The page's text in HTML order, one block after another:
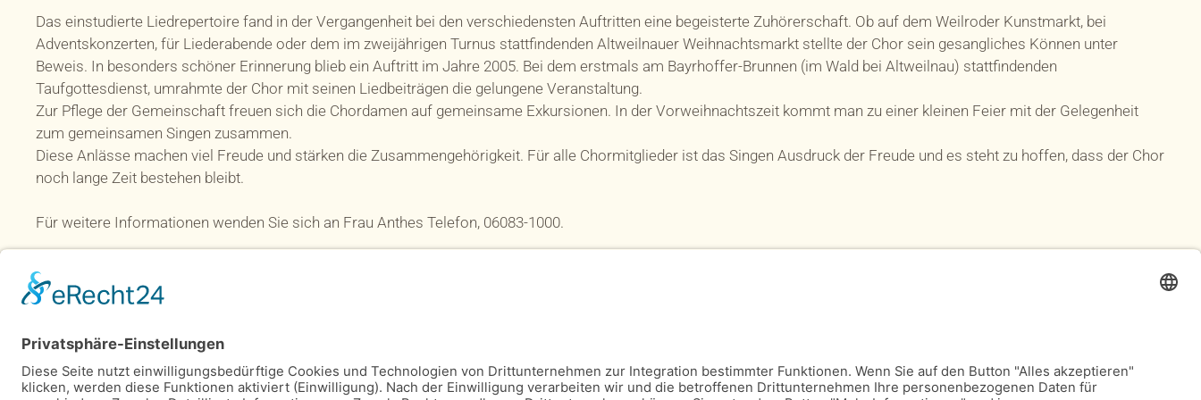
Das einstudierte Liedrepertoire fand in der Vergangenheit bei den verschiedensten Auftritten eine begeisterte Zuhörerschaft. Ob auf dem Weilroder Kunstmarkt, bei
Adventskonzerten, für Liederabende oder dem im zweijährigen Turnus stattfindenden Altweilnauer Weihnachtsmarkt stellte der Chor sein gesangliches Können unter
Beweis. In besonders schöner Erinnerung blieb ein Auftritt im Jahre 2005. Bei dem erstmals am Bayrhoffer-Brunnen (im Wald bei Altweilnau) stattfindenden
Taufgottesdienst, umrahmte der Chor mit seinen Liedbeiträgen die gelungene Veranstaltung.
Zur Pflege der Gemeinschaft freuen sich die Chordamen auf gemeinsame Exkursionen. In der Vorweihnachtszeit kommt man zu einer kleinen Feier mit der Gelegenheit
zum gemeinsamen Singen zusammen.
Diese Anlässe machen viel Freude und stärken die Zusammengehörigkeit. Für alle Chormitglieder ist das Singen Ausdruck der Freude und es steht zu hoffen, dass der Chor
noch lange Zeit bestehen bleibt.
Für weitere Informationen wenden Sie sich an Frau Anthes Telefon, 06083-1000.
Impressum&Datenschutz Anmeldung Realisierung: web & more